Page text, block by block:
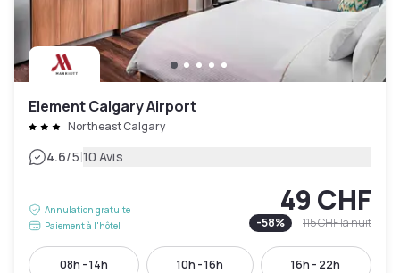
Element Calgary Airport
Northeast Calgary
4.6/5|10 Avis
Annulation gratuite
Paiement à l'hôtel
49 CHF
-58% 115 CHFla nuit
08h - 14h 10h - 16h 16h - 22h